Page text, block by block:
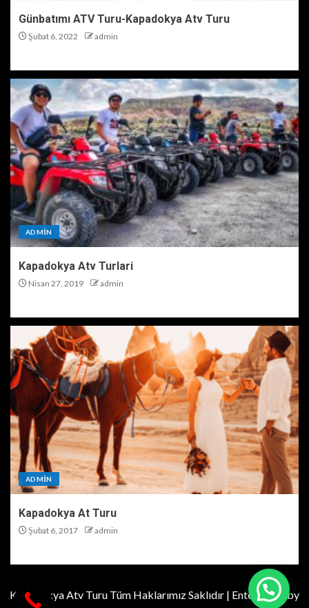
Günbatımı ATV Turu-Kapadokya Atv Turu
Şubat 6, 2022 admin
ADMIN
Kapadokya Atv Turlari
Nisan 27, 2019 admin
ADMIN
Kapadokya At Turu
Şubat 6, 2017 admin
Kapadokya Atv Turu Tüm Haklarımız Saklıdır | EnterNews by